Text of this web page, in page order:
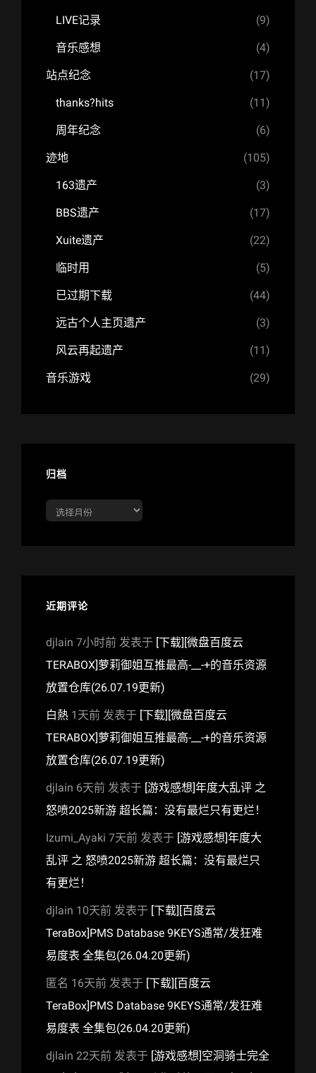
LIVE记录 (9)
音乐感想 (4)
站点纪念 (17)
thanks?hits (11)
周年纪念 (6)
迹地 (105)
163遗产 (3)
BBS遗产 (17)
Xuite遗产 (22)
临时用 (5)
已过期下载 (44)
远古个人主页遗产 (3)
风云再起遗产 (11)
音乐游戏 (29)
归档
档
近期评论
djlain 7小时前 发表于 [下载][微盘百度云
TERABOX]萝莉御姐互推最高-__-+的音乐资源
放置仓库(26.07.19更新)
白熱 1天前 发表于 [下载][微盘百度云
TERABOX]萝莉御姐互推最高-__-+的音乐资源
放置仓库(26.07.19更新)
djlain 6天前 发表于 [游戏感想]年度大乱评 之
怒喷2025新游 超长篇：没有最烂只有更烂！
Izumi_Ayaki 7天前 发表于 [游戏感想]年度大
乱评 之 怒喷2025新游 超长篇：没有最烂只
有更烂！
djlain 10天前 发表于 [下载][百度云
TeraBox]PMS Database 9KEYS通常/发狂难
易度表 全集包(26.04.20更新)
匿名 16天前 发表于 [下载][百度云
TeraBox]PMS Database 9KEYS通常/发狂难
易度表 全集包(26.04.20更新)
djlain 22天前 发表于 [游戏感想]空洞骑士完全